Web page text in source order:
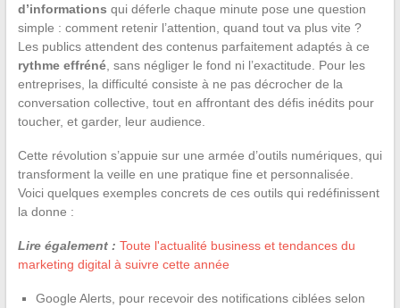
d’informations qui déferle chaque minute pose une question
simple : comment retenir l’attention, quand tout va plus vite ?
Les publics attendent des contenus parfaitement adaptés à ce
rythme effréné, sans négliger le fond ni l’exactitude. Pour les
entreprises, la difficulté consiste à ne pas décrocher de la
conversation collective, tout en affrontant des défis inédits pour
toucher, et garder, leur audience.
Cette révolution s’appuie sur une armée d’outils numériques, qui
transforment la veille en une pratique fine et personnalisée.
Voici quelques exemples concrets de ces outils qui redéfinissent
la donne :
Lire également : Toute l'actualité business et tendances du
marketing digital à suivre cette année
Google Alerts, pour recevoir des notifications ciblées selon